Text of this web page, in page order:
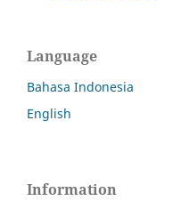
Language
Bahasa Indonesia
English
Information